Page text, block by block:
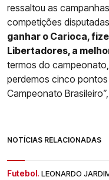
ressaltou as
competições
ganhar o Carioca,
Libertadores, a
termos do
perdemos cinco
Campeonato
NOTÍCIAS RELACIONADAS
Futebol. LEONARDO